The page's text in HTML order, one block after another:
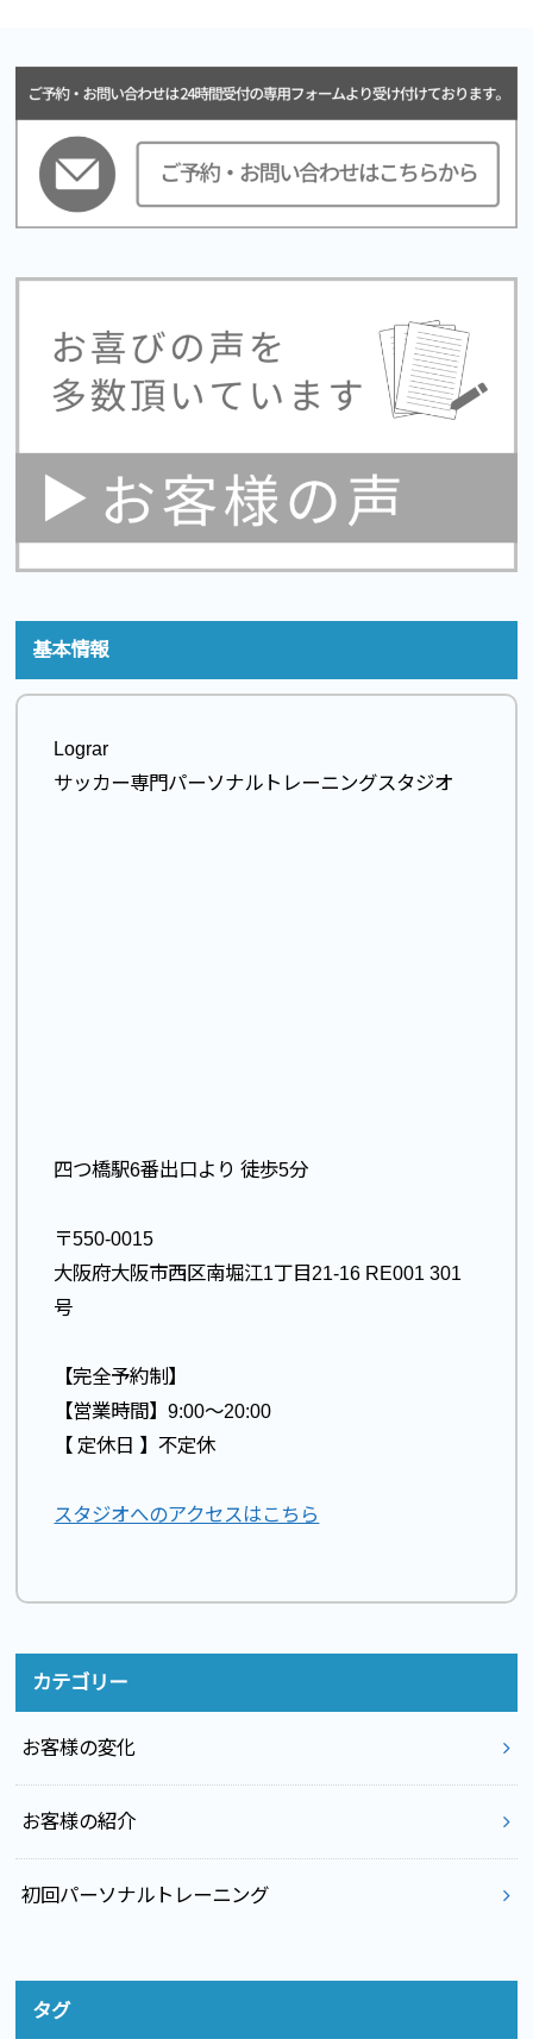
基本情報
Lograr
サッカー専門パーソナルトレーニングスタジオ
四つ橋駅6番出口より 徒歩5分
〒550-0015
大阪府大阪市西区南堀江1丁目21-16 RE001 301
号
【完全予約制】
【営業時間】9:00〜20:00
【 定休日 】不定休
スタジオへのアクセスはこちら
カテゴリー
お客様の変化
お客様の紹介
初回パーソナルトレーニング
タグ